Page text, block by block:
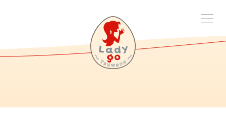
Lady go ~Tsuwano~（レ